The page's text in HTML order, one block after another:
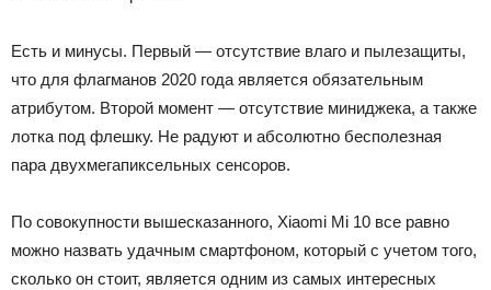
Есть и минусы. Первый — отсутствие влаго и пылезащиты,
что для флагманов 2020 года является обязательным
атрибутом. Второй момент — отсутствие миниджека, а также
лотка под флешку. Не радуют и абсолютно бесполезная
пара двухмегапиксельных сенсоров.
По совокупности вышесказанного, Xiaomi Mi 10 все равно
можно назвать удачным смартфоном, который с учетом того,
сколько он стоит, является одним из самых интересных